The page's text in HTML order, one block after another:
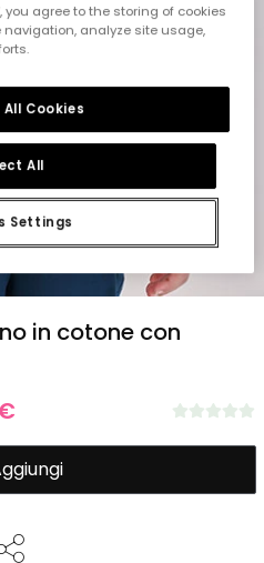
in cotone con
you agree to the storing of cookies
analyze site usage,
Settings
All
Cookies